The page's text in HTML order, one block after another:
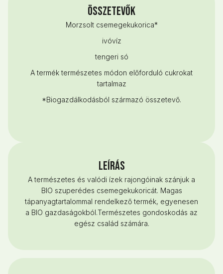
Összetevők
Morzsolt csemegekukorica*
ivóvíz
tengeri só
A termék természetes módon előforduló cukrokat
tartalmaz
*Biogazdálkodásból származó összetevő.
LEÍRÁS
A természetes és valódi ízek rajongóinak szánjuk a
BIO szuperédes csemegekukoricát. Magas
tápanyagtartalommal rendelkező termék, egyenesen
a BIO gazdaságokból.Természetes gondoskodás az
egész család számára.